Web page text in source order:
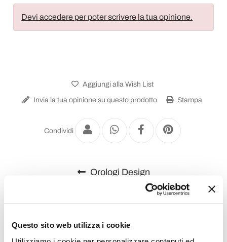
Questo sito web utilizza i cookie
Devi accedere per poter scrivere la tua opinione.
Aggiungi alla Wish List
Invia la tua opinione su questo prodotto Stampa
Condividi
Orologi Design